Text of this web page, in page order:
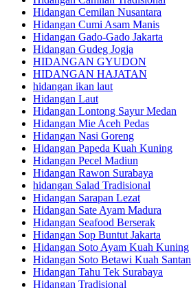
Hidangan Cemilan Nusantara
Hidangan Cumi Asam Manis
Hidangan Gado-Gado Jakarta
Hidangan Gudeg Jogja
HIDANGAN GYUDON
HIDANGAN HAJATAN
hidangan ikan laut
Hidangan Laut
Hidangan Lontong Sayur Medan
Hidangan Mie Aceh Pedas
Hidangan Nasi Goreng
Hidangan Papeda Kuah Kuning
Hidangan Pecel Madiun
Hidangan Rawon Surabaya
hidangan Salad Tradisional
Hidangan Sarapan Lezat
Hidangan Sate Ayam Madura
Hidangan Seafood Berserak
Hidangan Sop Buntut Jakarta
Hidangan Soto Ayam Kuah Kuning
Hidangan Soto Betawi Kuah Santan
Hidangan Tahu Tek Surabaya
Hidangan Tradisional